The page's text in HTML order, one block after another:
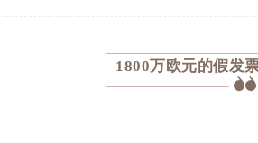
1800万欧元的假发